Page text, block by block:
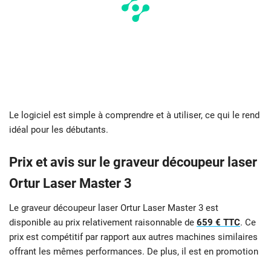
Le logiciel est simple à comprendre et à utiliser, ce qui le rend
idéal pour les débutants.
Prix et avis sur le graveur découpeur laser
Ortur Laser Master 3
Le graveur découpeur laser Ortur Laser Master 3 est
disponible au prix relativement raisonnable de 659 € TTC. Ce
prix est compétitif par rapport aux autres machines similaires
offrant les mêmes performances. De plus, il est en promotion